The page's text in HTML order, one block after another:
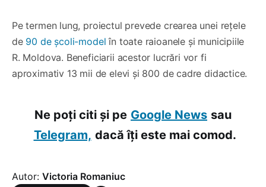
Pe termen lung, proiectul prevede crearea unei rețele
de 90 de școli-model în toate raioanele și municipiile
R. Moldova. Beneficiarii acestor lucrări vor fi
aproximativ 13 mii de elevi și 800 de cadre didactice.
Ne poți citi și pe Google News sau
Telegram, dacă îți este mai comod.
Autor: Victoria Romaniuc